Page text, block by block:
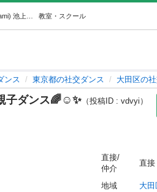
教室・スクール
ンス 東京都の社交ダンス 大田区の
子ダンス🌈☺️✨ （投稿ID : vdvyi）
直接/
仲介
直接
地域 大田